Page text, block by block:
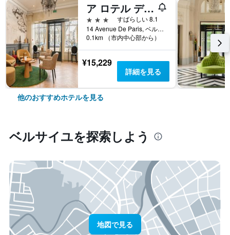
ア ロテル デ ロワ
3つ星
すばらしい 8.1
14 Avenue De Paris, ベルサイユ, イヴリーヌ県, フランス
0.1km （市内中心部から）
¥15,229
詳細を見る
他のおすすめホテルを見る
ベルサイユ​を探索しよう
地図で見る